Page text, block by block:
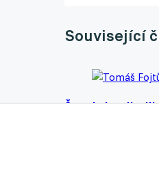
Související
Ševci si pojistili